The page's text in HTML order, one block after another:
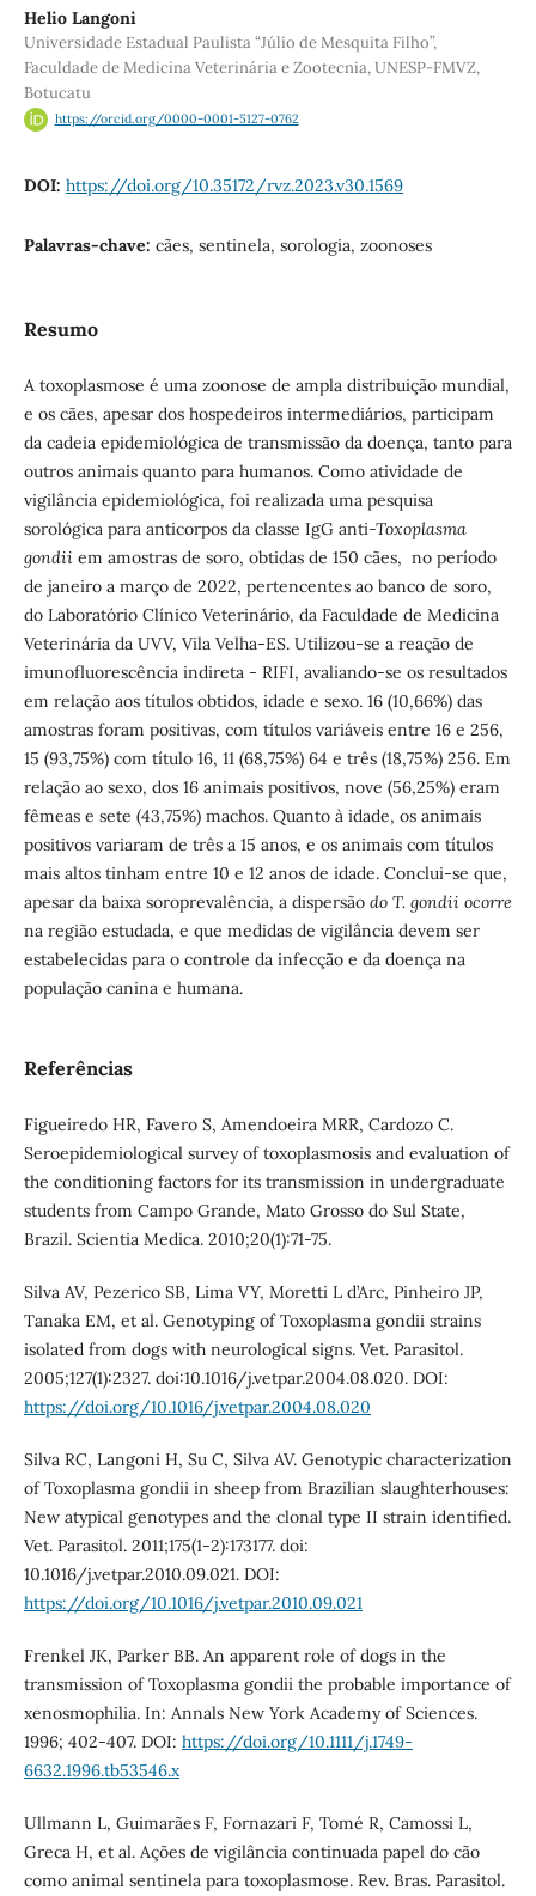
Helio Langoni
Universidade Estadual Paulista “Júlio de Mesquita Filho”,
Faculdade de Medicina Veterinária e Zootecnia, UNESP-FMVZ,
Botucatu
https://orcid.org/0000-0001-5127-0762
DOI: https://doi.org/10.35172/rvz.2023.v30.1569
Palavras-chave: cães, sentinela, sorologia, zoonoses
Resumo
A toxoplasmose é uma zoonose de ampla distribuição mundial,
e os cães, apesar dos hospedeiros intermediários, participam
da cadeia epidemiológica de transmissão da doença, tanto para
outros animais quanto para humanos. Como atividade de
vigilância epidemiológica, foi realizada uma pesquisa
sorológica para anticorpos da classe IgG anti-Toxoplasma
gondiiem amostras de soro, obtidas de 150 cães, no período
de janeiro a março de 2022, pertencentes ao banco de soro,
do Laboratório Clínico Veterinário, da Faculdade de Medicina
Veterinária da UVV, Vila Velha-ES. Utilizou-se a reação de
imunofluorescência indireta - RIFI, avaliando-se os resultados
em relação aos títulos obtidos, idade e sexo. 16 (10,66%) das
amostras foram positivas, com títulos variáveis entre 16 e 256,
15 (93,75%) com título 16, 11 (68,75%) 64 e três (18,75%) 256. Em
relação ao sexo, dos 16 animais positivos, nove (56,25%) eram
fêmeas e sete (43,75%) machos. Quanto à idade, os animais
positivos variaram de três a 15 anos, e os animais com títulos
mais altos tinham entre 10 e 12 anos de idade. Conclui-se que,
apesar da baixa soroprevalência, a dispersãodo T. gondii ocorre
na região estudada, e que medidas de vigilância devem ser
estabelecidas para o controle da infecção e da doença na
população canina e humana.
Referências
Figueiredo HR, Favero S, Amendoeira MRR, Cardozo C.
Seroepidemiological survey of toxoplasmosis and evaluation of
the conditioning factors for its transmission in undergraduate
students from Campo Grande, Mato Grosso do Sul State,
Brazil. Scientia Medica. 2010;20(1):71-75.
Silva AV, Pezerico SB, Lima VY, Moretti L d’Arc, Pinheiro JP,
Tanaka EM, et al. Genotyping of Toxoplasma gondii strains
isolated from dogs with neurological signs. Vet. Parasitol.
2005;127(1):2327. doi:10.1016/j.vetpar.2004.08.020. DOI:
https://doi.org/10.1016/j.vetpar.2004.08.020
Silva RC, Langoni H, Su C, Silva AV. Genotypic characterization
of Toxoplasma gondii in sheep from Brazilian slaughterhouses:
New atypical genotypes and the clonal type II strain identified.
Vet. Parasitol. 2011;175(1-2):173177. doi:
10.1016/j.vetpar.2010.09.021. DOI:
https://doi.org/10.1016/j.vetpar.2010.09.021
Frenkel JK, Parker BB. An apparent role of dogs in the
transmission of Toxoplasma gondii the probable importance of
xenosmophilia. In: Annals New York Academy of Sciences.
1996; 402-407. DOI: https://doi.org/10.1111/j.1749-
6632.1996.tb53546.x
Ullmann L, Guimarães F, Fornazari F, Tomé R, Camossi L,
Greca H, et al. Ações de vigilância continuada papel do cão
como animal sentinela para toxoplasmose. Rev. Bras. Parasitol.